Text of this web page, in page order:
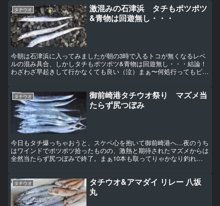
タチウオ
激混みの石津浜 タチもポツポツ
&青物は回遊無し・・・
今朝は石津浜に入ってみましたが朝の3時で入るトコが無くなるレベ
ルの混み具合、しかしタチもポツポツ&青物は回遊無し・・・結論！
わざわざ早起きして行かなくても良い（泣）まぁ〜何処行ってもビミ
タチウオ
御前崎港タチウオ祭り マズメ当
たらず尻つぼみ
今日もタチ爆っちゃおうと、スケベ心を抱いて御前崎港へ…夜のうち
はワインドでポツポツ拾ったものの、激熱と期待されたマズメからは
全然当たらず尻つぼみで終了。まぁ10本も取ってりゃかなり釣れて
タチウオ
タチウオ&アマダイ リレー 八坂
丸